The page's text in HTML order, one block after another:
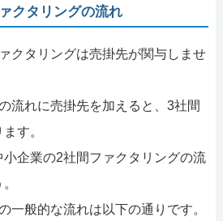
クタリングの流れ
クタリングは売掛先が関与しませ
流れに売掛先を加えると、3社間
す。
小企業の2社間ファクタリングの流
一般的な流れは以下の通りです。